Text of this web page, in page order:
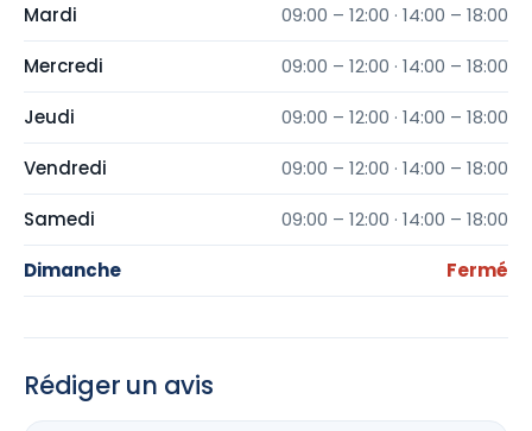
Mardi 09:00 – 12:00 · 14:00 – 18:00
Mercredi 09:00 – 12:00 · 14:00 – 18:00
Jeudi 09:00 – 12:00 · 14:00 – 18:00
Vendredi 09:00 – 12:00 · 14:00 – 18:00
Samedi 09:00 – 12:00 · 14:00 – 18:00
Dimanche Fermé
Rédiger un avis